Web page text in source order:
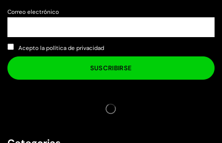
Correo electrónico
Acepto la política de privacidad